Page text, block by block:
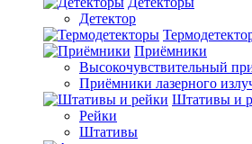
Детектор
Приёмники
Высокочувствительный
Приёмники лазерного
Штативы и
Рейки
Штативы